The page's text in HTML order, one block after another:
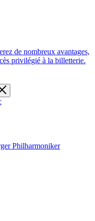
de nombreux avantages,
privilégié à la billetterie.
Philharmoniker